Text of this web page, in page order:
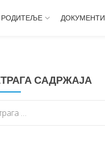
РОДИТЕЉЕ ДОКУМЕНТИ
САДРЖАЈА